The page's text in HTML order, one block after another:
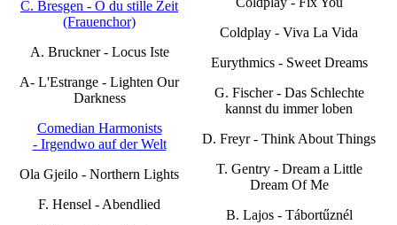
C. Bresgen - O du stille Zeit
(Frauenchor)
A. Bruckner - Locus Iste
A- L'Estrange - Lighten Our
Darkness
Comedian Harmonists
- Irgendwo auf der Welt
Ola Gjeilo - Northern Lights
F. Hensel - Abendlied
Coldplay - Viva La Vida
Eurythmics - Sweet Dreams
G. Fischer - Das Schlechte
kannst du immer loben
D. Freyr - Think About Things
T. Gentry - Dream a Little
Dream Of Me
B. Lajos - Tábortűznél